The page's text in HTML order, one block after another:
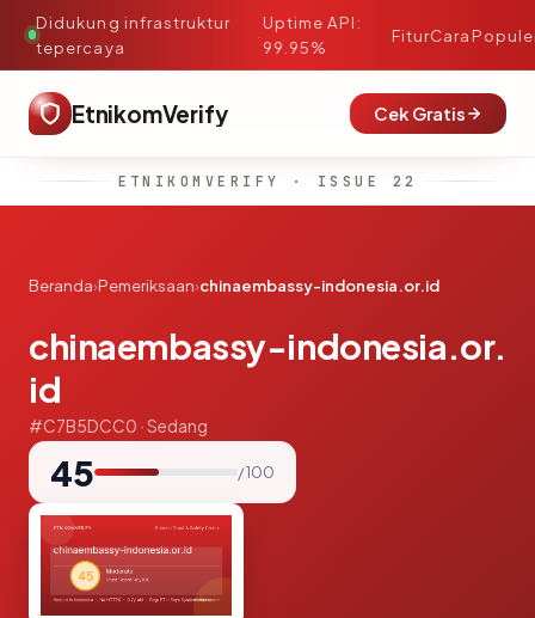
Didukung infrastruktur
tepercaya
·
Uptime API:
99.95%
FiturCara
EtnikomVerify Cek Gratis
ETNIKOMVERIFY · ISSUE 22
Beranda›Pemeriksaan›chinaembassy-indonesia.or.id
chinaembassy-indonesia.or.
id
#C7B5DCC0 · Sedang
45 / 100